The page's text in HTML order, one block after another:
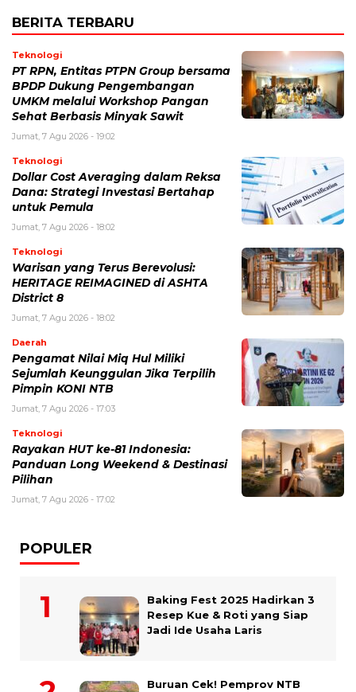
BERITA TERBARU
Teknologi
PT RPN, Entitas PTPN Group bersama
BPDP Dukung Pengembangan
UMKM melalui Workshop Pangan
Sehat Berbasis Minyak Sawit
Jumat, 7 Agu 2026 - 19:02
Teknologi
Dollar Cost Averaging dalam Reksa
Dana: Strategi Investasi Bertahap
untuk Pemula
Jumat, 7 Agu 2026 - 18:02
Teknologi
Warisan yang Terus Berevolusi:
HERITAGE REIMAGINED di ASHTA
District 8
Jumat, 7 Agu 2026 - 18:02
Daerah
Pengamat Nilai Miq Hul Miliki
Sejumlah Keunggulan Jika Terpilih
Pimpin KONI NTB
Jumat, 7 Agu 2026 - 17:03
Teknologi
Rayakan HUT ke-81 Indonesia:
Panduan Long Weekend & Destinasi
Pilihan
Jumat, 7 Agu 2026 - 17:02
POPULER
Baking Fest 2025 Hadirkan 3
Resep Kue & Roti yang Siap
Jadi Ide Usaha Laris
Buruan Cek! Pemprov NTB